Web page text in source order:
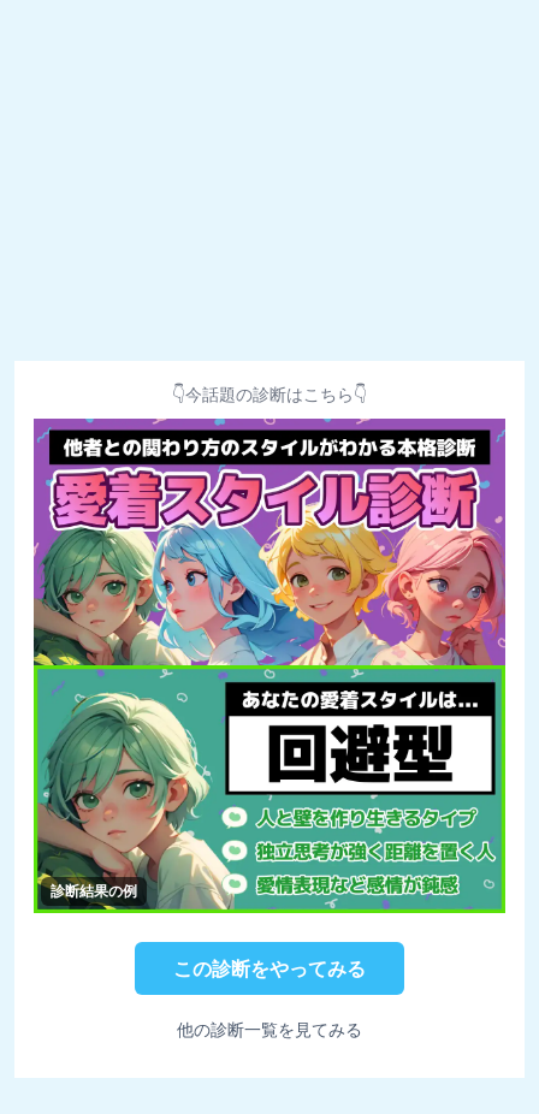
👇今話題の診断はこちら👇
診断結果の例
この診断をやってみる
他の診断一覧を見てみる